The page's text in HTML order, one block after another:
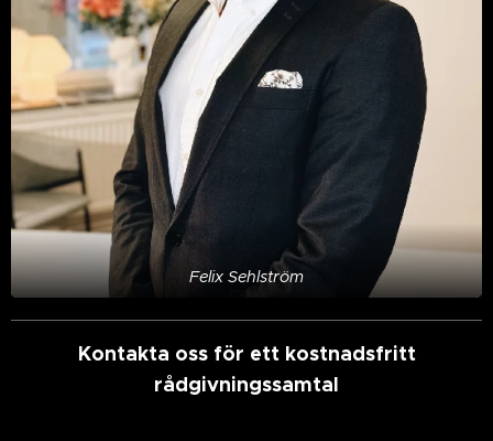
Felix Sehlström
Kontakta oss för ett kostnadsfritt
rådgivningssamtal